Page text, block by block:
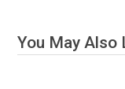
You May Also